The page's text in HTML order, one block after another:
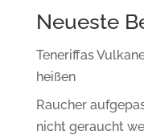
Neueste
Teneriffas
heißen
Raucher
nicht geraucht